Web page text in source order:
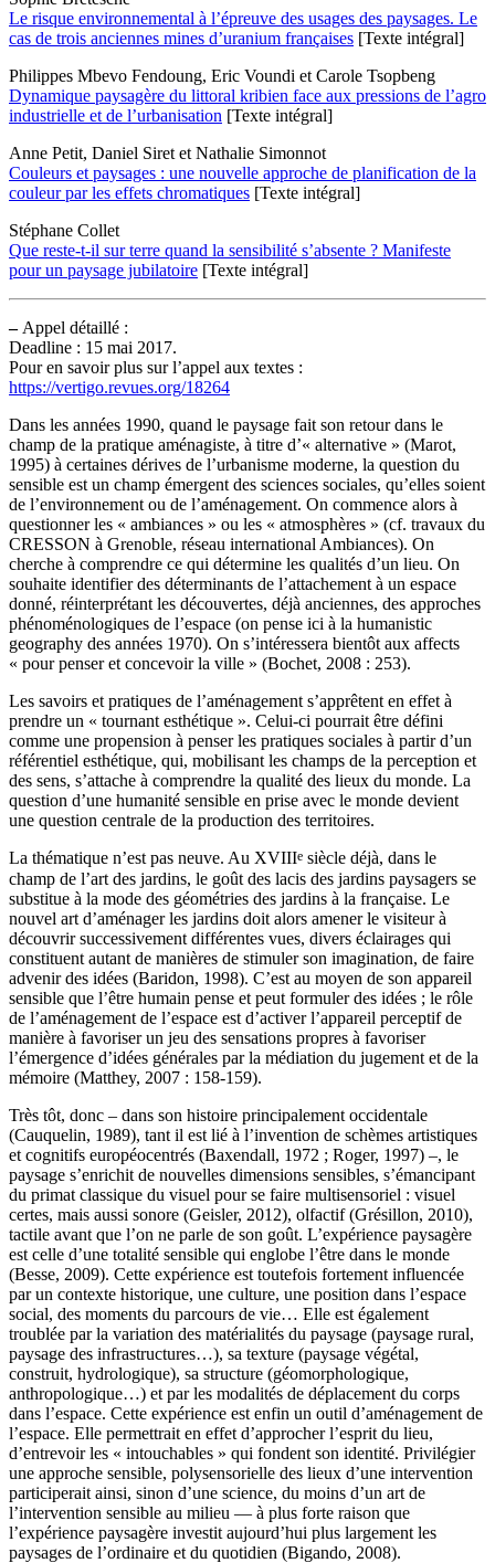
Le risque environnemental à l’épreuve des usages des paysages. Le
cas de trois anciennes mines d’uranium françaises [Texte intégral]
Philippes Mbevo Fendoung, Eric Voundi et Carole Tsopbeng
Dynamique paysagère du littoral kribien face aux pressions de l’agro
industrielle et de l’urbanisation [Texte intégral]
Anne Petit, Daniel Siret et Nathalie Simonnot
Couleurs et paysages : une nouvelle approche de planification de la
couleur par les effets chromatiques [Texte intégral]
Stéphane Collet
Que reste-t-il sur terre quand la sensibilité s’absente ? Manifeste
pour un paysage jubilatoire [Texte intégral]
–Appel détaillé :
Deadline : 15 mai 2017.
Pour en savoir plus sur l’appel aux textes :
https://vertigo.revues.org/18264
Dans les années 1990, quand le paysage fait son retour dans le
champ de la pratique aménagiste, à titre d’« alternative » (Marot,
1995) à certaines dérives de l’urbanisme moderne, la question du
sensible est un champ émergent des sciences sociales, qu’elles soient
de l’environnement ou de l’aménagement. On commence alors à
questionner les « ambiances » ou les « atmosphères » (cf. travaux du
CRESSON à Grenoble, réseau international Ambiances). On
cherche à comprendre ce qui détermine les qualités d’un lieu. On
souhaite identifier des déterminants de l’attachement à un espace
donné, réinterprétant les découvertes, déjà anciennes, des approches
phénoménologiques de l’espace (on pense ici à la humanistic
geography des années 1970). On s’intéressera bientôt aux affects
« pour penser et concevoir la ville » (Bochet, 2008 : 253).
Les savoirs et pratiques de l’aménagement s’apprêtent en effet à
prendre un « tournant esthétique ». Celui-ci pourrait être défini
comme une propension à penser les pratiques sociales à partir d’un
référentiel esthétique, qui, mobilisant les champs de la perception et
des sens, s’attache à comprendre la qualité des lieux du monde. La
question d’une humanité sensible en prise avec le monde devient
une question centrale de la production des territoires.
La thématique n’est pas neuve. Au XVIIIe siècle déjà, dans le
champ de l’art des jardins, le goût des lacis des jardins paysagers se
substitue à la mode des géométries des jardins à la française. Le
nouvel art d’aménager les jardins doit alors amener le visiteur à
découvrir successivement différentes vues, divers éclairages qui
constituent autant de manières de stimuler son imagination, de faire
advenir des idées (Baridon, 1998). C’est au moyen de son appareil
sensible que l’être humain pense et peut formuler des idées ; le rôle
de l’aménagement de l’espace est d’activer l’appareil perceptif de
manière à favoriser un jeu des sensations propres à favoriser
l’émergence d’idées générales par la médiation du jugement et de la
mémoire (Matthey, 2007 : 158-159).
Très tôt, donc – dans son histoire principalement occidentale
(Cauquelin, 1989), tant il est lié à l’invention de schèmes artistiques
et cognitifs européocentrés (Baxendall, 1972 ; Roger, 1997) –, le
paysage s’enrichit de nouvelles dimensions sensibles, s’émancipant
du primat classique du visuel pour se faire multisensoriel : visuel
certes, mais aussi sonore (Geisler, 2012), olfactif (Grésillon, 2010),
tactile avant que l’on ne parle de son goût. L’expérience paysagère
est celle d’une totalité sensible qui englobe l’être dans le monde
(Besse, 2009). Cette expérience est toutefois fortement influencée
par un contexte historique, une culture, une position dans l’espace
social, des moments du parcours de vie… Elle est également
troublée par la variation des matérialités du paysage (paysage rural,
paysage des infrastructures…), sa texture (paysage végétal,
construit, hydrologique), sa structure (géomorphologique,
anthropologique…) et par les modalités de déplacement du corps
dans l’espace. Cette expérience est enfin un outil d’aménagement de
l’espace. Elle permettrait en effet d’approcher l’esprit du lieu,
d’entrevoir les « intouchables » qui fondent son identité. Privilégier
une approche sensible, polysensorielle des lieux d’une intervention
participerait ainsi, sinon d’une science, du moins d’un art de
l’intervention sensible au milieu — à plus forte raison que
l’expérience paysagère investit aujourd’hui plus largement les
paysages de l’ordinaire et du quotidien (Bigando, 2008).